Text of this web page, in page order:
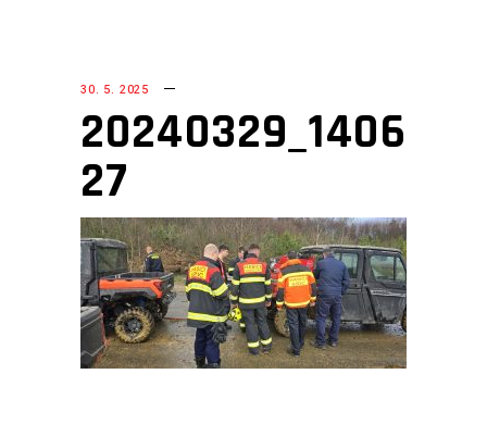
30. 5. 2025
20240329_1406
27